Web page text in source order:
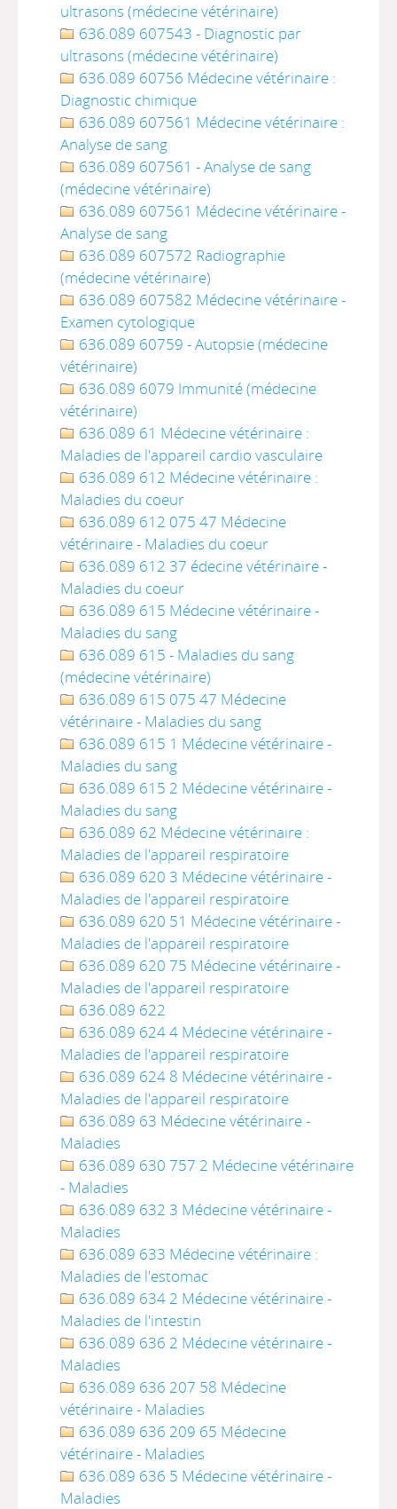
ultrasons (médecine vétérinaire)
636.089 607543 - Diagnostic par
ultrasons (médecine vétérinaire)
636.089 60756 Médecine vétérinaire :
Diagnostic chimique
636.089 607561 Médecine vétérinaire :
Analyse de sang
636.089 607561 - Analyse de sang
(médecine vétérinaire)
636.089 607561 Médecine vétérinaire -
Analyse de sang
636.089 607572 Radiographie
(médecine vétérinaire)
636.089 607582 Médecine vétérinaire -
Examen cytologique
636.089 60759 - Autopsie (médecine
vétérinaire)
636.089 6079 Immunité (médecine
vétérinaire)
636.089 61 Médecine vétérinaire :
Maladies de l'appareil cardio vasculaire
636.089 612 Médecine vétérinaire :
Maladies du coeur
636.089 612 075 47 Médecine
vétérinaire - Maladies du coeur
636.089 612 37 édecine vétérinaire -
Maladies du coeur
636.089 615 Médecine vétérinaire -
Maladies du sang
636.089 615 - Maladies du sang
(médecine vétérinaire)
636.089 615 075 47 Médecine
vétérinaire - Maladies du sang
636.089 615 1 Médecine vétérinaire -
Maladies du sang
636.089 615 2 Médecine vétérinaire -
Maladies du sang
636.089 62 Médecine vétérinaire :
Maladies de l'appareil respiratoire
636.089 620 3 Médecine vétérinaire -
Maladies de l'appareil respiratoire
636.089 620 51 Médecine vétérinaire -
Maladies de l'appareil respiratoire
636.089 620 75 Médecine vétérinaire -
Maladies de l'appareil respiratoire
636.089 622
636.089 624 4 Médecine vétérinaire -
Maladies de l'appareil respiratoire
636.089 624 8 Médecine vétérinaire -
Maladies de l'appareil respiratoire
636.089 63 Médecine vétérinaire -
Maladies
636.089 630 757 2 Médecine vétérinaire
- Maladies
636.089 632 3 Médecine vétérinaire -
Maladies
636.089 633 Médecine vétérinaire :
Maladies de l'estomac
636.089 634 2 Médecine vétérinaire -
Maladies de l'intestin
636.089 636 2 Médecine vétérinaire -
Maladies
636.089 636 207 58 Médecine
vétérinaire - Maladies
636.089 636 209 65 Médecine
vétérinaire - Maladies
636.089 636 5 Médecine vétérinaire -
Maladies